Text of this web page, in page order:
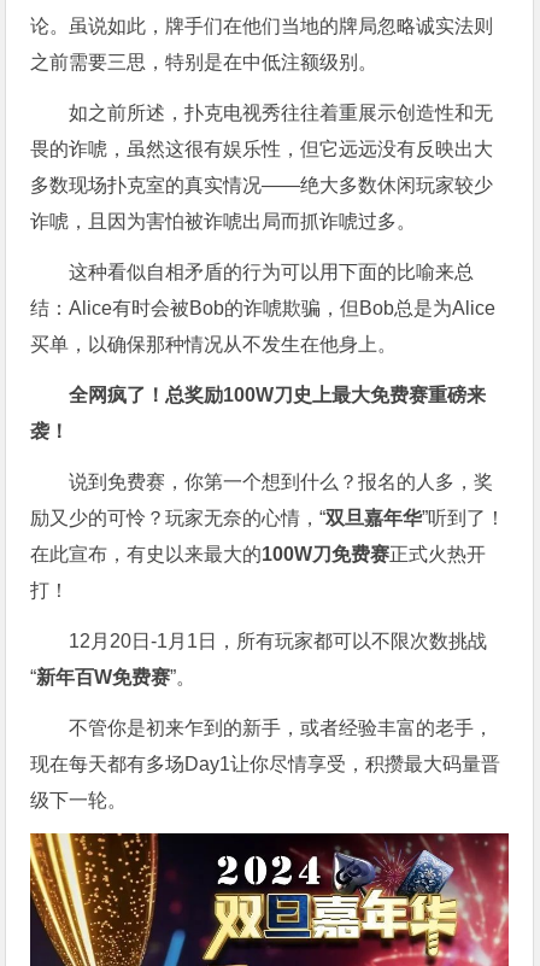
论。虽说如此，牌手们在他们当地的牌局忽略诚实法则
之前需要三思，特别是在中低注额级别。
如之前所述，扑克电视秀往往着重展示创造性和无
畏的诈唬，虽然这很有娱乐性，但它远远没有反映出大
多数现场扑克室的真实情况——绝大多数休闲玩家较少
诈唬，且因为害怕被诈唬出局而抓诈唬过多。
这种看似自相矛盾的行为可以用下面的比喻来总
结：Alice有时会被Bob的诈唬欺骗，但Bob总是为Alice
买单，以确保那种情况从不发生在他身上。
全网疯了！总奖励100W刀 史上最大免费赛重磅来
袭！
说到免费赛，你第一个想到什么？报名的人多，奖
励又少的可怜？玩家无奈的心情，“双旦嘉年华”听到了！
在此宣布，有史以来最大的100W刀免费赛正式火热开
打！
12月20日-1月1日，所有玩家都可以不限次数挑战
“新年百W免费赛”。
不管你是初来乍到的新手，或者经验丰富的老手，
现在每天都有多场Day1让你尽情享受，积攒最大码量晋
级下一轮。